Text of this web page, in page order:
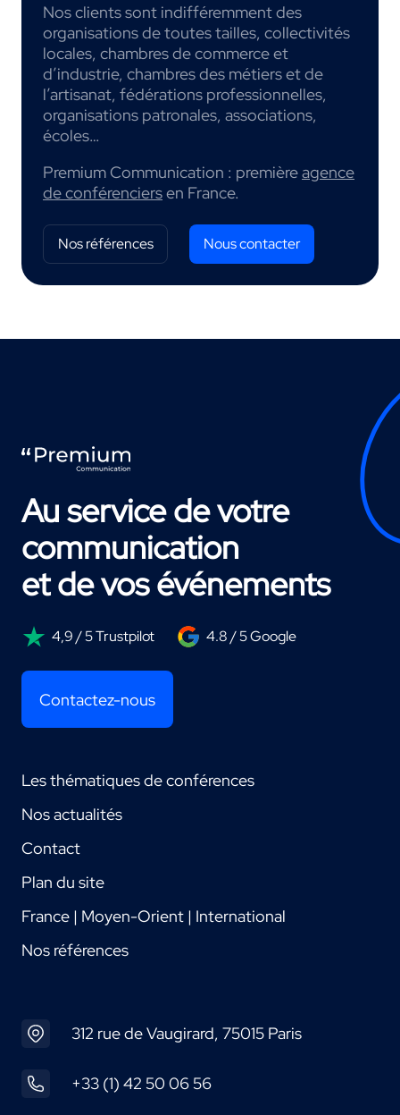
Nos clients sont indifféremment des
organisations de toutes tailles, collectivités
locales, chambres de commerce et
d’industrie, chambres des métiers et de
l’artisanat, fédérations professionnelles,
organisations patronales, associations,
écoles…
Premium Communication : premièreagence
de conférenciersen France.
Nos références Nous contacter
Au service de votre
communication
et de vos événements
4,9 / 5 Trustpilot 4.8 / 5 Google
Contactez-nous
Les thématiques de conférences
Nos actualités
Contact
Plan du site
France | Moyen-Orient | International
Nos références
312 rue de Vaugirard, 75015 Paris
+33 (1) 42 50 06 56